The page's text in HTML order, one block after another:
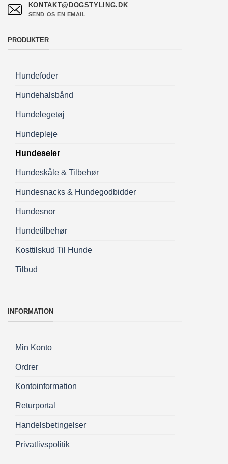
KONTAKT@DOGSTYLING.DK
SEND OS EN EMAIL
PRODUKTER
Hundefoder
Hundehalsbånd
Hundelegetøj
Hundepleje
Hundeseler
Hundeskåle & Tilbehør
Hundesnacks & Hundegodbidder
Hundesnor
Hundetilbehør
Kosttilskud Til Hunde
Tilbud
INFORMATION
Min Konto
Ordrer
Kontoinformation
Returportal
Handelsbetingelser
Privatlivspolitik